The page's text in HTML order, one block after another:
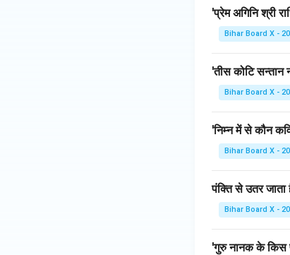
'प्रेम अगिनि श्री
Bihar Board X -
'तीस कोटि सन्तान
Bihar Board X -
'निम्न में से कौन
Bihar Board X -
पंक्ति से उतर
Bihar Board X -
'गुरु नानक के किस